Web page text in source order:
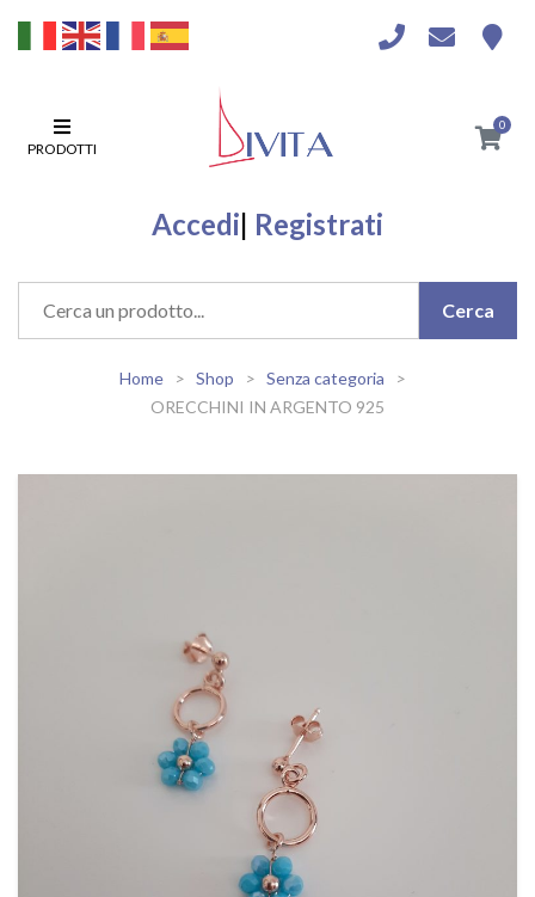
PRODOTTI
0
Accedi| Registrati
Home Shop
Senza categoria
ORECCHINI IN ARGENTO 925